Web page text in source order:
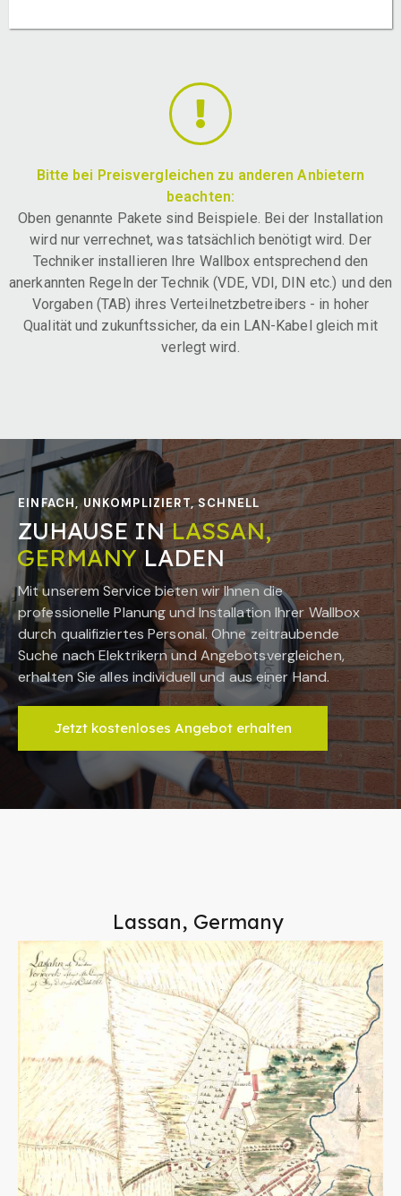
Bitte bei Preisvergleichen zu anderen Anbietern
beachten:
Oben genannte Pakete sind Beispiele. Bei der Installation
wird nur verrechnet, was tatsächlich benötigt wird. Der
Techniker installieren Ihre Wallbox entsprechend den
anerkannten Regeln der Technik (VDE, VDI, DIN etc.) und den
Vorgaben (TAB) ihres Verteilnetzbetreibers - in hoher
Qualität und zukunftssicher, da ein LAN-Kabel gleich mit
verlegt wird.
EINFACH, UNKOMPLIZIERT, SCHNELL
ZUHAUSE INLASSAN,
GERMANYLADEN
Mit unserem Service bieten wir Ihnen die
professionelle Planung und Installation Ihrer Wallbox
durch qualifiziertes Personal. Ohne zeitraubende
Suche nach Elektrikern und Angebotsvergleichen,
erhalten Sie alles individuell und aus einer Hand.
Jetzt kostenloses Angebot erhalten
Lassan, Germany